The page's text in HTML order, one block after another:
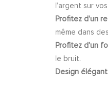
l’argent sur
Profitez d’un
même dans
Profitez d’un
le bruit.
Design